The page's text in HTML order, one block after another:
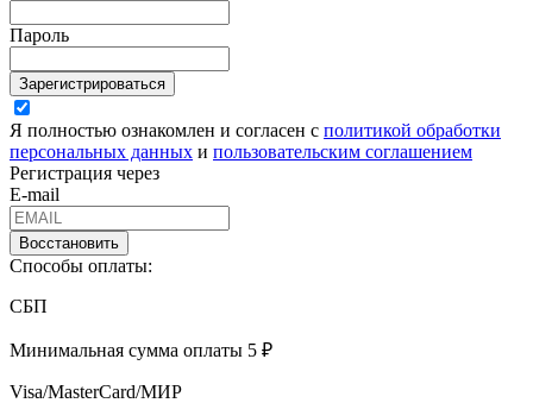
Пароль
Зарегистрироваться
Я полностью ознакомлен и согласен с политикой обработки
персональных данных и пользовательским соглашением
Регистрация через
E-mail
Восстановить
Способы оплаты:
СБП
Минимальная сумма оплаты 5 ₽
Visa/MasterCard/МИР